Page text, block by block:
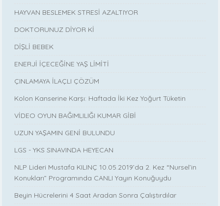
HAYVAN BESLEMEK STRESİ AZALTIYOR
DOKTORUNUZ DİYOR Kİ
DİŞLİ BEBEK
ENERJİ İÇECEĞİNE YAŞ LİMİTİ
ÇINLAMAYA İLAÇLI ÇÖZÜM
Kolon Kanserine Karşı: Haftada İki Kez Yoğurt Tüketin
VİDEO OYUN BAĞIMLILIĞI KUMAR GİBİ
UZUN YAŞAMIN GENİ BULUNDU
LGS - YKS SINAVINDA HEYECAN
NLP Lideri Mustafa KILINÇ 10.05.2019’da 2. Kez “Nursel’in
Konukları” Programında CANLI Yayın Konuğuydu
Beyin Hücrelerini 4 Saat Aradan Sonra Çalıştırdılar